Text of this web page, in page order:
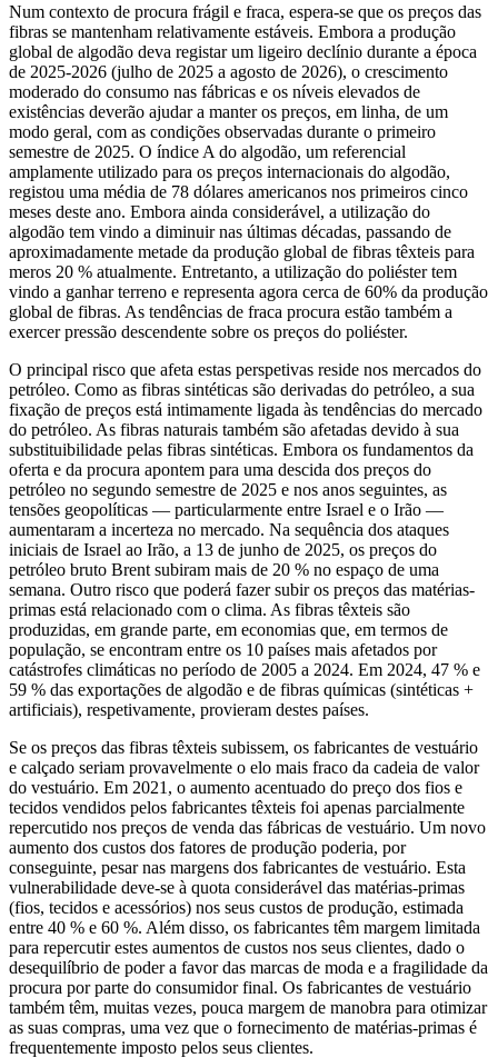
Num contexto de procura frágil e fraca, espera-se que os preços das
fibras se mantenham relativamente estáveis. Embora a produção
global de algodão deva registar um ligeiro declínio durante a época
de 2025-2026 (julho de 2025 a agosto de 2026), o crescimento
moderado do consumo nas fábricas e os níveis elevados de
existências deverão ajudar a manter os preços, em linha, de um
modo geral, com as condições observadas durante o primeiro
semestre de 2025. O índice A do algodão, um referencial
amplamente utilizado para os preços internacionais do algodão,
registou uma média de 78 dólares americanos nos primeiros cinco
meses deste ano. Embora ainda considerável, a utilização do
algodão tem vindo a diminuir nas últimas décadas, passando de
aproximadamente metade da produção global de fibras têxteis para
meros 20 % atualmente. Entretanto, a utilização do poliéster tem
vindo a ganhar terreno e representa agora cerca de 60% da produção
global de fibras. As tendências de fraca procura estão também a
exercer pressão descendente sobre os preços do poliéster.
O principal risco que afeta estas perspetivas reside nos mercados do
petróleo. Como as fibras sintéticas são derivadas do petróleo, a sua
fixação de preços está intimamente ligada às tendências do mercado
do petróleo. As fibras naturais também são afetadas devido à sua
substituibilidade pelas fibras sintéticas. Embora os fundamentos da
oferta e da procura apontem para uma descida dos preços do
petróleo no segundo semestre de 2025 e nos anos seguintes, as
tensões geopolíticas — particularmente entre Israel e o Irão —
aumentaram a incerteza no mercado. Na sequência dos ataques
iniciais de Israel ao Irão, a 13 de junho de 2025, os preços do
petróleo bruto Brent subiram mais de 20 % no espaço de uma
semana. Outro risco que poderá fazer subir os preços das matérias-
primas está relacionado com o clima. As fibras têxteis são
produzidas, em grande parte, em economias que, em termos de
população, se encontram entre os 10 países mais afetados por
catástrofes climáticas no período de 2005 a 2024. Em 2024, 47 % e
59 % das exportações de algodão e de fibras químicas (sintéticas +
artificiais), respetivamente, provieram destes países.
Se os preços das fibras têxteis subissem, os fabricantes de vestuário
e calçado seriam provavelmente o elo mais fraco da cadeia de valor
do vestuário. Em 2021, o aumento acentuado do preço dos fios e
tecidos vendidos pelos fabricantes têxteis foi apenas parcialmente
repercutido nos preços de venda das fábricas de vestuário. Um novo
aumento dos custos dos fatores de produção poderia, por
conseguinte, pesar nas margens dos fabricantes de vestuário. Esta
vulnerabilidade deve-se à quota considerável das matérias-primas
(fios, tecidos e acessórios) nos seus custos de produção, estimada
entre 40 % e 60 %. Além disso, os fabricantes têm margem limitada
para repercutir estes aumentos de custos nos seus clientes, dado o
desequilíbrio de poder a favor das marcas de moda e a fragilidade da
procura por parte do consumidor final. Os fabricantes de vestuário
também têm, muitas vezes, pouca margem de manobra para otimizar
as suas compras, uma vez que o fornecimento de matérias-primas é
frequentemente imposto pelos seus clientes.